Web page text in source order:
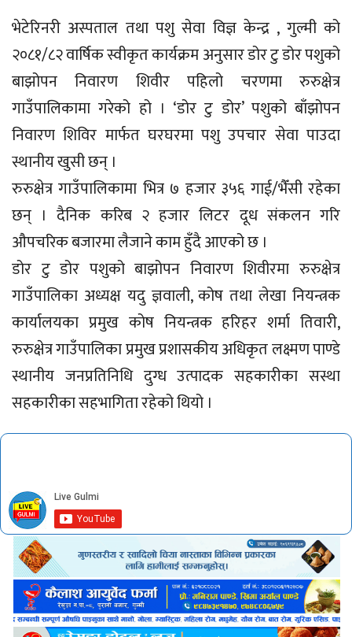
भेटेरिनरी अस्पताल तथा पशु सेवा विज्ञ केन्द्र , गुल्मी को
२०८१/८२ वार्षिक स्वीकृत कार्यक्रम अनुसार डोर टु डोर पशुको
बाझोपन निवारण शिवीर पहिलो चरणमा रुरुक्षेत्र
गाउँपालिकामा गरेको हो । ‘डोर टु डोर’ पशुको बाँझोपन
निवारण शिविर मार्फत घरघरमा पशु उपचार सेवा पाउदा
स्थानीय खुसी छन् ।
रुरुक्षेत्र गाउँपालिकामा भित्र ७ हजार ३५६ गाई/भैँसी रहेका
छन् । दैनिक करिब २ हजार लिटर दूध संकलन गरि
औपचरिक बजारमा लैजाने काम हुँदै आएको छ ।
डोर टु डोर पशुको बाझोपन निवारण शिवीरमा रुरुक्षेत्र
गाउँपालिका अध्यक्ष यदु ज्ञवाली, कोष तथा लेखा नियन्त्रक
कार्यालयका प्रमुख कोष नियन्त्रक हरिहर शर्मा तिवारी,
रुरुक्षेत्र गाउँपालिका प्रमुख प्रशासकीय अधिकृत लक्ष्मण पाण्डे
स्थानीय जनप्रतिनिधि दुग्ध उत्पादक सहकारीका सस्था
सहकारीका सहभागिता रहेको थियो ।